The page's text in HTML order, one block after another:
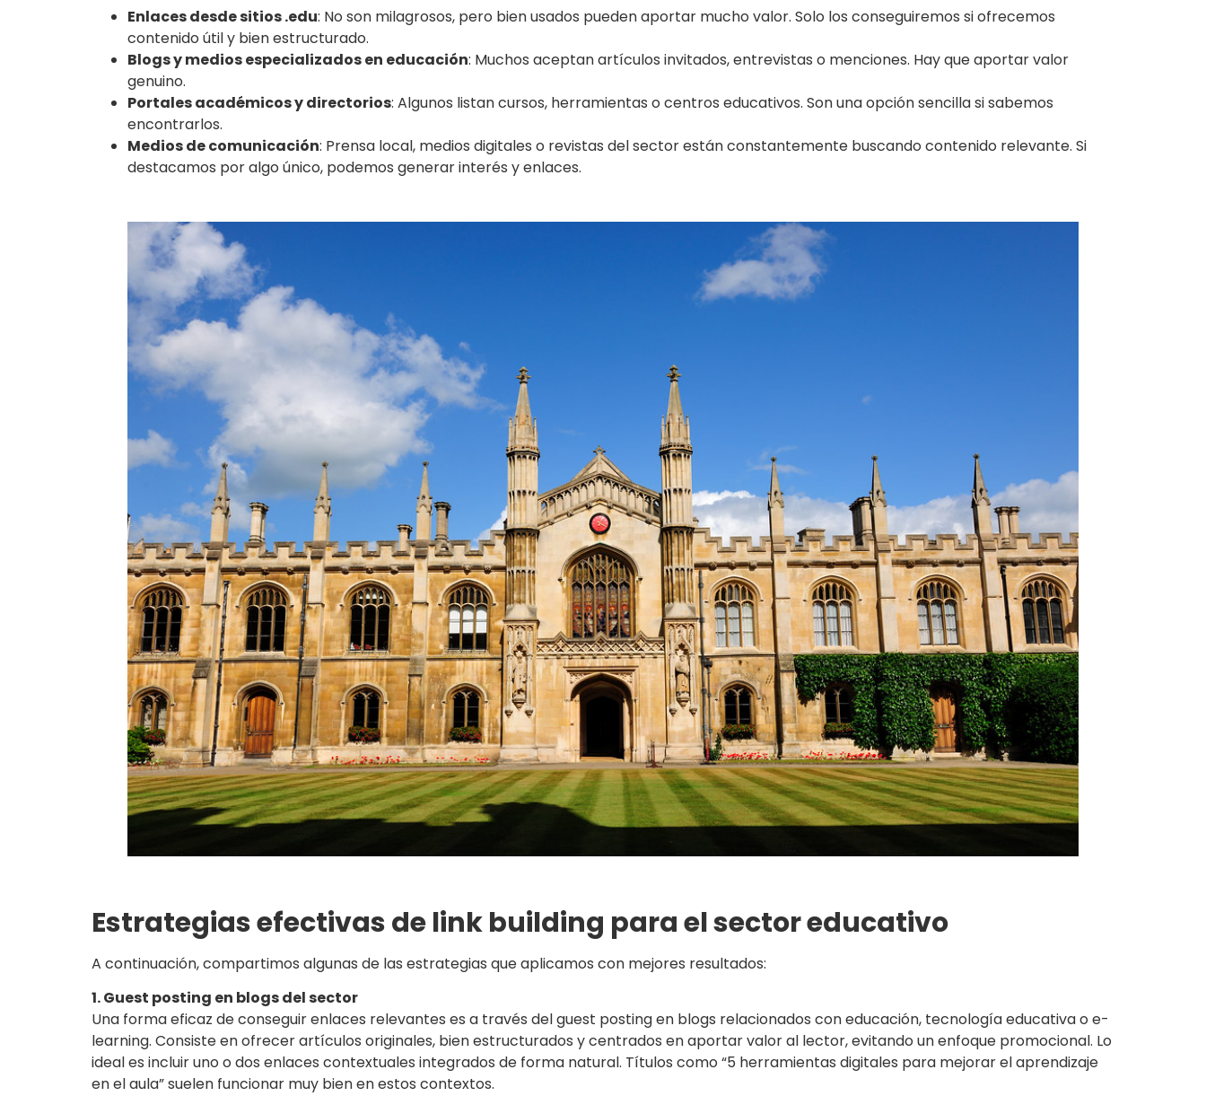
Enlaces desde sitios .edu: No son milagrosos, pero bien usados pueden aportar mucho valor. Solo los conseguiremos si ofrecemos
contenido útil y bien estructurado.
Blogs y medios especializados en educación: Muchos aceptan artículos invitados, entrevistas o menciones. Hay que aportar valor
genuino.
Portales académicos y directorios: Algunos listan cursos, herramientas o centros educativos. Son una opción sencilla si sabemos
encontrarlos.
Medios de comunicación: Prensa local, medios digitales o revistas del sector están constantemente buscando contenido relevante. Si
destacamos por algo único, podemos generar interés y enlaces.
Estrategias efectivas de link building para el sector educativo
A continuación, compartimos algunas de las estrategias que aplicamos con mejores resultados:
1. Guest posting en blogs del sector
Una forma eficaz de conseguir enlaces relevantes es a través del guest posting en blogs relacionados con educación, tecnología educativa o e-
learning. Consiste en ofrecer artículos originales, bien estructurados y centrados en aportar valor al lector, evitando un enfoque promocional. Lo
ideal es incluir uno o dos enlaces contextuales integrados de forma natural. Títulos como “5 herramientas digitales para mejorar el aprendizaje
en el aula” suelen funcionar muy bien en estos contextos.